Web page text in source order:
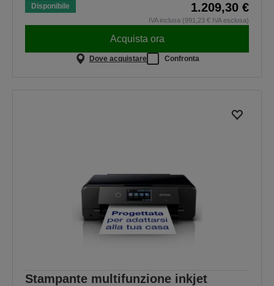
Disponibile 1.209,30 €
IVA inclusa (991,23 € IVA esclusa)
Acquista ora
Dove acquistare Confronta
Stampante multifunzione inkjet